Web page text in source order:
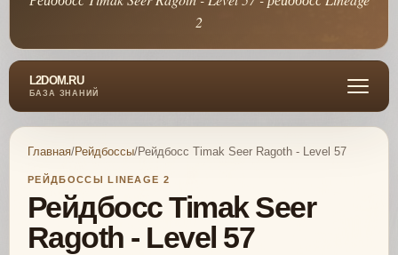
2
L2DOM.RU
БАЗА ЗНАНИЙ
Главная/Рейдбоссы/Рейдбосс Timak Seer Ragoth - Level 57
РЕЙДБОССЫ LINEAGE 2
Рейдбосс Timak Seer
Ragoth - Level 57